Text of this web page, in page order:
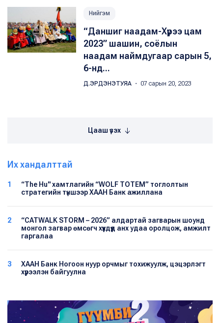
Нийгэм
“Даншиг наадам-Хүрээ цам
2023” шашин, соёлын
наадам наймдугаар сарын 5,
6-нд...
Д.ЭРДЭНЭТУЯА ・ 07 сарын 20, 2023
Цааш үзэх
Их хандалттай
1
“The Hu" хамтлагийн “WOLF TOTEM” тоглолтын
стратегийн түншээр ХААН Банк ажиллана
2
“CATWALK STORM – 2026” алдартай загварын шоунд
монгол загвар өмсөгч хүүхдүүд анх удаа оролцож, амжилт
гаргалаа
3
ХААН Банк Ногоон нуур орчмыг тохижуулж, цэцэрлэгт
хүрээлэн байгуулна